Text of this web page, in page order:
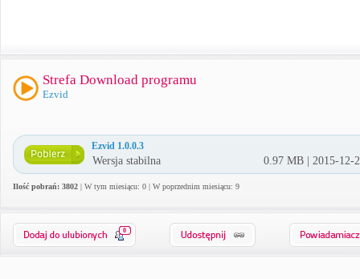
Strefa Download programu
Ezvid
Ezvid 1.0.0.3
Wersja stabilna 0.97 MB | 2015-12-
Ilość pobrań: 3802 | W tym miesiącu: 0 | W poprzednim miesiącu: 9
0